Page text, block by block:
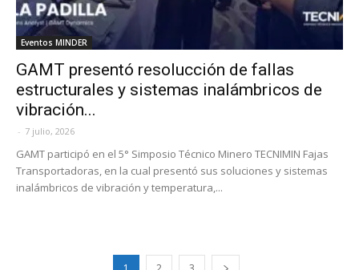
Eventos MINDER
GAMT presentó resolucción de fallas
estructurales y sistemas inalámbricos de
vibración...
- 7 julio, 2026
GAMT participó en el 5° Simposio Técnico Minero TECNIMIN Fajas
Transportadoras, en la cual presentó sus soluciones y sistemas
inalámbricos de vibración y temperatura,...